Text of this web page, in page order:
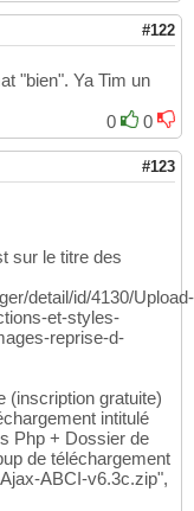
#122
"bien". Ya Tim un
0
0
#123
sur le titre des
detail/id/4130/Upload-
et-styles-
reprise-d-
(inscription gratuite)
intitulé
Php + Dossier de
de téléchargement
ABCI-v6.3c.zip",